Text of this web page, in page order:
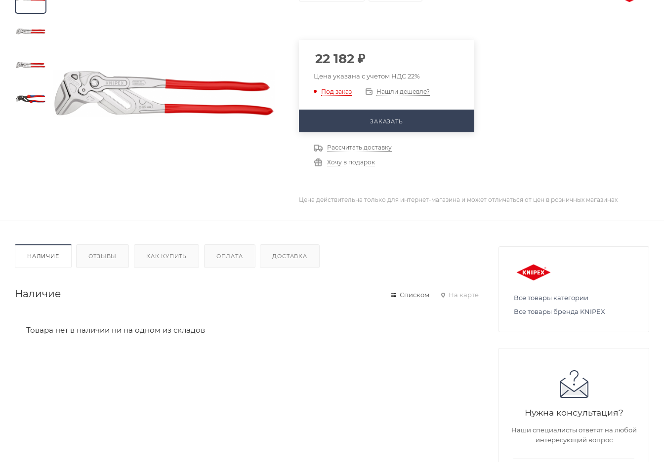
22 182 ₽
Цена указана с учетом НДС 22%
Под заказ Нашли дешевле?
ЗАКАЗАТЬ
Рассчитать доставку
Хочу в подарок
Цена действительна только для интернет-магазина и может отличаться от цен в розничных магазинах
НАЛИЧИЕ ОТЗЫВЫ КАК КУПИТЬ ОПЛАТА ДОСТАВКА
Наличие Списком На карте
Товара нет в наличии ни на одном из складов
Все товары категории
Все товары бренда KNIPEX
Нужна консультация?
Наши специалисты ответят на любой
интересующий вопрос